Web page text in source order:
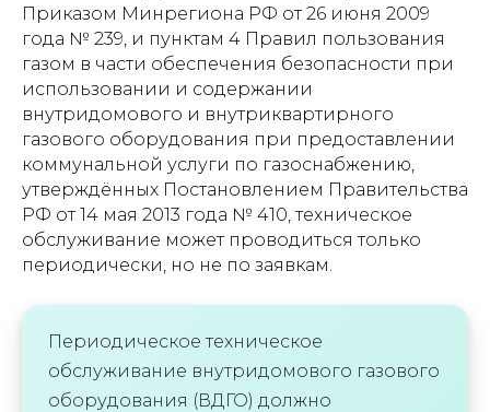
Приказом Минрегиона РФ от 26 июня 2009
года № 239, и пунктам 4 Правил пользования
газом в части обеспечения безопасности при
использовании и содержании
внутридомового и внутриквартирного
газового оборудования при предоставлении
коммунальной услуги по газоснабжению,
утверждённых Постановлением Правительства
РФ от 14 мая 2013 года № 410, техническое
обслуживание может проводиться только
периодически, но не по заявкам.
Периодическое техническое
обслуживание внутридомового газового
оборудования (ВДГО) должно